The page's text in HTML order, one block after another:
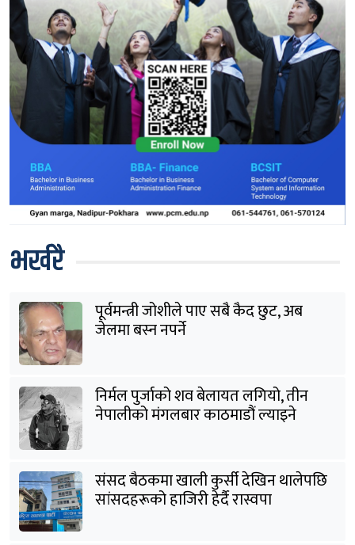
भर्खरै
पूर्वमन्त्री जोशीले पाए सबै कैद छुट, अब
जेलमा बस्न नपर्ने
निर्मल पुर्जाको शव बेलायत लगियो, तीन
नेपालीको मंगलबार काठमाडौं ल्याइने
संसद बैठकमा खाली कुर्सी देखिन थालेपछि
सांसदहरूको हाजिरी हेर्दै रास्वपा